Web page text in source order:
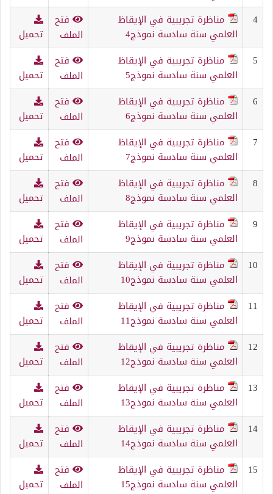
4
مناظرة تجريبية في الإيقاظ
العلمي سنة سادسة نموذج4
فتح
الملف
تحميل
5
مناظرة تجريبية في الإيقاظ
العلمي سنة سادسة نموذج5
فتح
الملف
تحميل
6
مناظرة تجريبية في الإيقاظ
العلمي سنة سادسة نموذج6
فتح
الملف
تحميل
7
مناظرة تجريبية في الإيقاظ
العلمي سنة سادسة نموذج7
فتح
الملف
تحميل
8
مناظرة تجريبية في الإيقاظ
العلمي سنة سادسة نموذج8
فتح
الملف
تحميل
9
مناظرة تجريبية في الإيقاظ
العلمي سنة سادسة نموذج9
فتح
الملف
تحميل
10
مناظرة تجريبية في الإيقاظ
العلمي سنة سادسة نموذج10
فتح
الملف
تحميل
11
مناظرة تجريبية في الإيقاظ
العلمي سنة سادسة نموذج11
فتح
الملف
تحميل
12
مناظرة تجريبية في الإيقاظ
العلمي سنة سادسة نموذج12
فتح
الملف
تحميل
13
مناظرة تجريبية في الإيقاظ
العلمي سنة سادسة نموذج13
فتح
الملف
تحميل
14
مناظرة تجريبية في الإيقاظ
العلمي سنة سادسة نموذج14
فتح
الملف
تحميل
15
مناظرة تجريبية في الإيقاظ
العلمي سنة سادسة نموذج15
فتح
الملف
تحميل